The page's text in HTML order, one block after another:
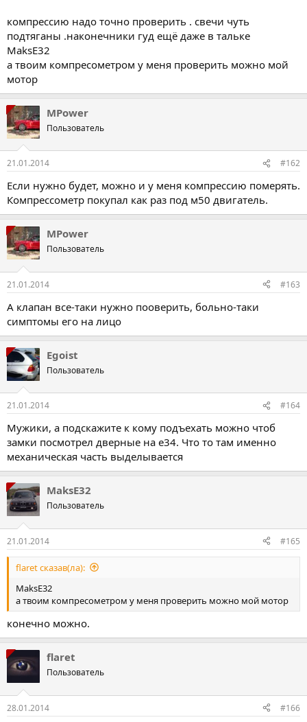
компрессию надо точно проверить . свечи чуть
подтяганы .наконечники гуд ещё даже в тальке
MaksE32
а твоим компресометром у меня проверить можно мой
мотор
MPower
Пользователь
21.01.2014 #162
Если нужно будет, можно и у меня компрессию померять.
Компрессометр покупал как раз под м50 двигатель.
MPower
Пользователь
21.01.2014 #163
А клапан все-таки нужно пооверить, больно-таки
симптомы его на лицо
Egoist
Пользователь
21.01.2014 #164
Мужики, а подскажите к кому подъехать можно чтоб
замки посмотрел дверные на e34. Что то там именно
механическая часть выделывается
MaksE32
Пользователь
21.01.2014 #165
flaret сказав(ла):
MaksE32
а твоим компресометром у меня проверить можно мой мотор
конечно можно.
flaret
Пользователь
28.01.2014 #166